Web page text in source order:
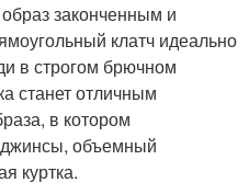
законченным и
клатч идеально
в строгом брючном
станет отличным
в котором
джинсы, объемный
куртка.